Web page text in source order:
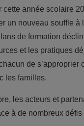
cette année scolaire
un nouveau souffle à
de formation
et les pratiques
de s’approprier
les familles.
les acteurs et
à de nombreux défis